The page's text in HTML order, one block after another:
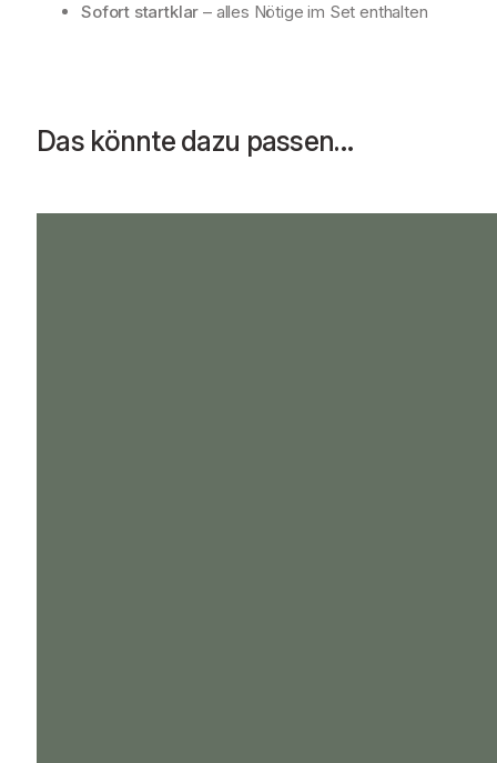
Sofort startklar – alles Nötige im Set enthalten
Das könnte dazu passen…